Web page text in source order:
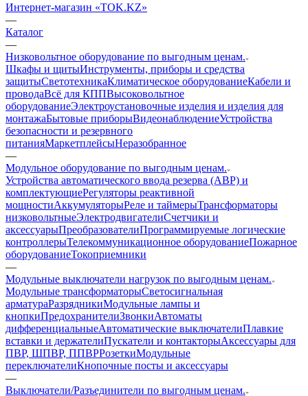
Интернет-магазин «TOK.KZ»
—
Каталог
—
Низковольтное оборудование по выгодным ценам.
Шкафы и щитыИнструменты, приборы и средства
защитыСветотехникаКлиматическое оборудованиеКабели и
проводаВсё для КППВысоковольтное
оборудованиеЭлектроустановочные изделия и изделия для
монтажаБытовые приборыВидеонаблюдениеУстройства
безопасности и резервного
питанияМаркетплейсыНеразобранное
—
Модульное оборудование по выгодным ценам.
Устройства автоматического ввода резерва (АВР) и
комплектующиеРегуляторы реактивной
мощностиАккумуляторыРеле и таймерыТрансформаторы
низковольтныеЭлектродвигателиСчетчики и
аксессуарыПреобразователиПрограммируемые логические
контроллерыТелекоммуникационное оборудованиеПожарное
оборудованиеТокоприемники
—
Модульные выключатели нагрузок по выгодным ценам.
Модульные трансформаторыСветосигнальная
арматураРазрядникиМодульные лампы и
кнопкиПредохранителиЗвонкиАвтоматы
дифференциальныеАвтоматические выключателиПлавкие
вставки и держателиПускатели и контакторыАксессуары для
ПВР, ШПВР, ППВРРозеткиМодульные
переключателиКнопочные посты и аксессуары
—
Выключатели/Разъединители по выгодным ценам.